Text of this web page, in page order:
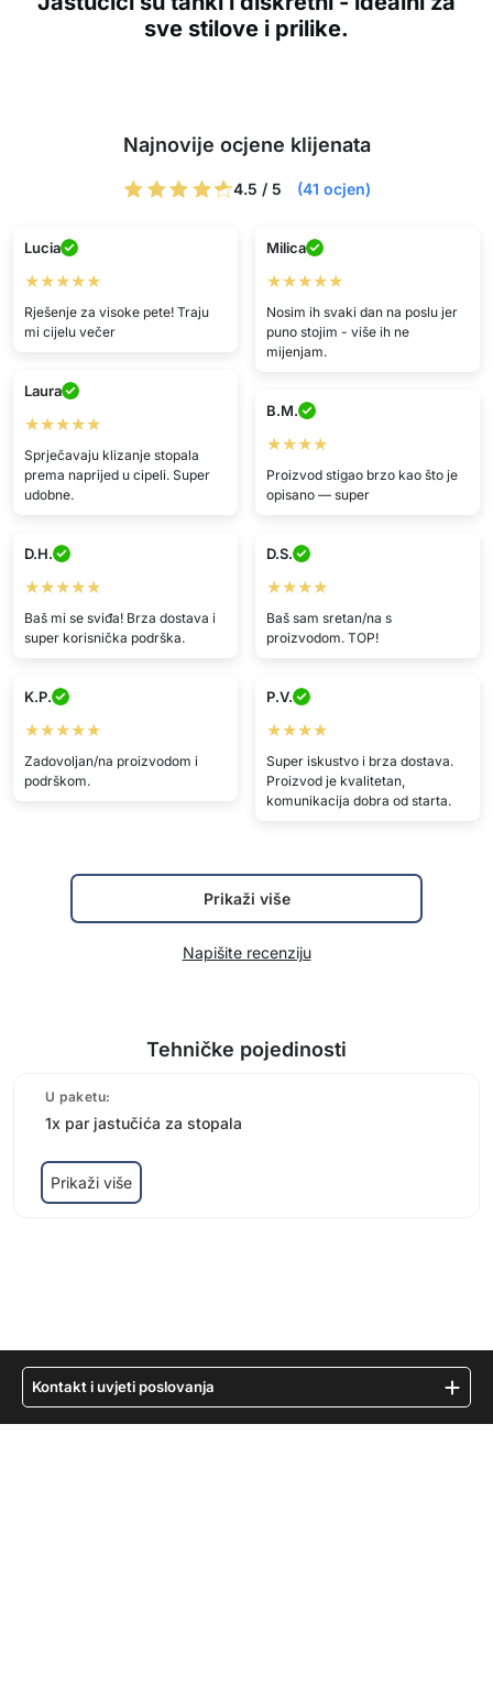
sve stilove i prilike.
Najnovije ocjene klijenata
4.5 / 5 (41 ocjen)
Lucia
★★★★★
Rješenje za visoke pete! Traju
mi cijelu večer
Milica
★★★★★
Nosim ih svaki dan na poslu jer
puno stojim - više ih ne
mijenjam.
Laura
★★★★★
Sprječavaju klizanje stopala
prema naprijed u cipeli. Super
udobne.
B.M.
★★★★
Proizvod stigao brzo kao što je
opisano — super
D.H.
★★★★★
Baš mi se sviđa! Brza dostava i
super korisnička podrška.
D.S.
★★★★
Baš sam sretan/na s
proizvodom. TOP!
K.P.
★★★★★
Zadovoljan/na proizvodom i
podrškom.
P.V.
★★★★
Super iskustvo i brza dostava.
Proizvod je kvalitetan,
komunikacija dobra od starta.
Prikaži više
Napišite recenziju
Tehničke pojedinosti
U paketu:
1x par jastučića za stopala
Prikaži više
Kontakt i uvjeti poslovanja